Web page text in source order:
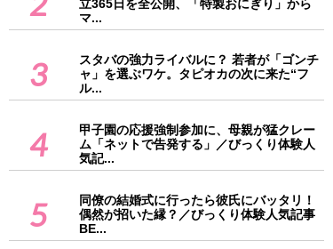
立365日を全公開、「特製おにぎり」から
マ...
3
スタバの強力ライバルに？ 若者が「ゴンチ
ャ」を選ぶワケ。タピオカの次に来た“フ
ル...
4
甲子園の応援強制参加に、母親が猛クレー
ム「ネットで告発する」／びっくり体験人
気記...
5
同僚の結婚式に行ったら彼氏にバッタリ！
偶然が招いた縁？／びっくり体験人気記事
BE...